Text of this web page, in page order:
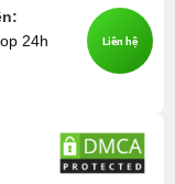
24h
Liên hệ